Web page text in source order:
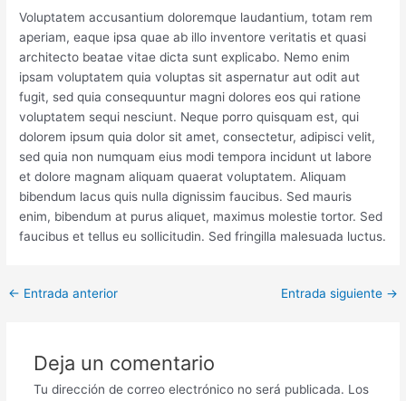
Voluptatem accusantium doloremque laudantium, totam rem
aperiam, eaque ipsa quae ab illo inventore veritatis et quasi
architecto beatae vitae dicta sunt explicabo. Nemo enim
ipsam voluptatem quia voluptas sit aspernatur aut odit aut
fugit, sed quia consequuntur magni dolores eos qui ratione
voluptatem sequi nesciunt. Neque porro quisquam est, qui
dolorem ipsum quia dolor sit amet, consectetur, adipisci velit,
sed quia non numquam eius modi tempora incidunt ut labore
et dolore magnam aliquam quaerat voluptatem. Aliquam
bibendum lacus quis nulla dignissim faucibus. Sed mauris
enim, bibendum at purus aliquet, maximus molestie tortor. Sed
faucibus et tellus eu sollicitudin. Sed fringilla malesuada luctus.
← Entrada anterior Entrada siguiente →
Deja un comentario
Tu dirección de correo electrónico no será publicada. Los